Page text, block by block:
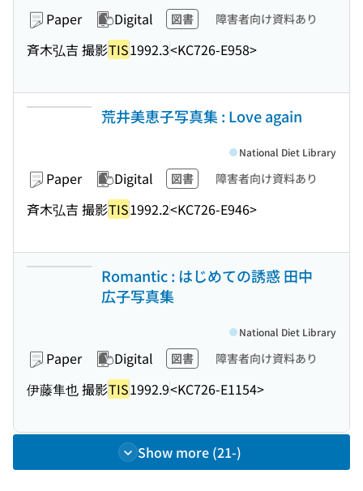
Paper Digital 図書 障害者向け資料あり
斉木弘吉 撮影TIS1992.3<KC726-E958>
荒井美恵子写真集 : Love again
Paper Digital 図書 障害者向け資料あり
斉木弘吉 撮影TIS1992.2<KC726-E946>
National Diet Library
Romantic : はじめての誘惑 田中
広子写真集
Paper Digital 図書 障害者向け資料あり
伊藤隼也 撮影TIS1992.9<KC726-E1154>
National Diet Library
Show more (21-)